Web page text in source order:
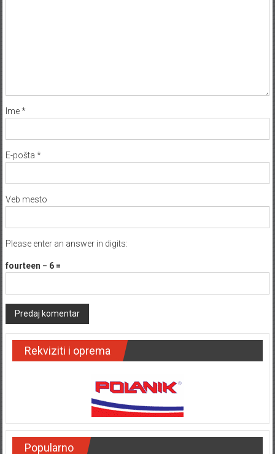
Ime*
E-pošta *
Veb mesto
Please enter an answer in digits:
fourteen − 6 =
Rekviziti i oprema
Popularno